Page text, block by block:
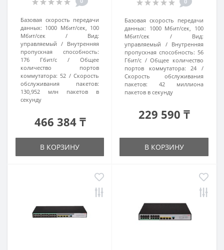
Базовая скорость передачи
данных: 1000 Мбит/сек, 100
Мбит/сек
Вид:
управляемый
Внутренняя
пропускная способность:
176 Гбит/с
Общее
количество портов
коммутатора: 52
Скорость
обслуживания пакетов:
130,952 млн пакетов в
секунду
466 384 ₸
В КОРЗИНУ
Базовая скорость передачи
данных: 1000 Мбит/сек, 100
Мбит/сек
Вид:
управляемый
Внутренняя
пропускная способность: 56
Гбит/с
Общее количество
портов коммутатора:
24
Скорость обслуживания
пакетов:
42 миллиона
пакетов в секунду
229 590 ₸
В КОРЗИНУ